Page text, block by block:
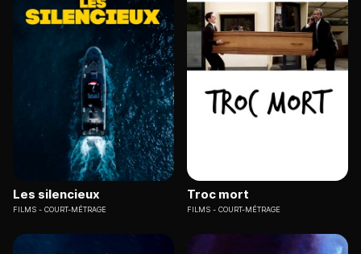
Les silencieux
FILMS COURT-MÉTRAGE
Troc mort
FILMS COURT-MÉTRAGE